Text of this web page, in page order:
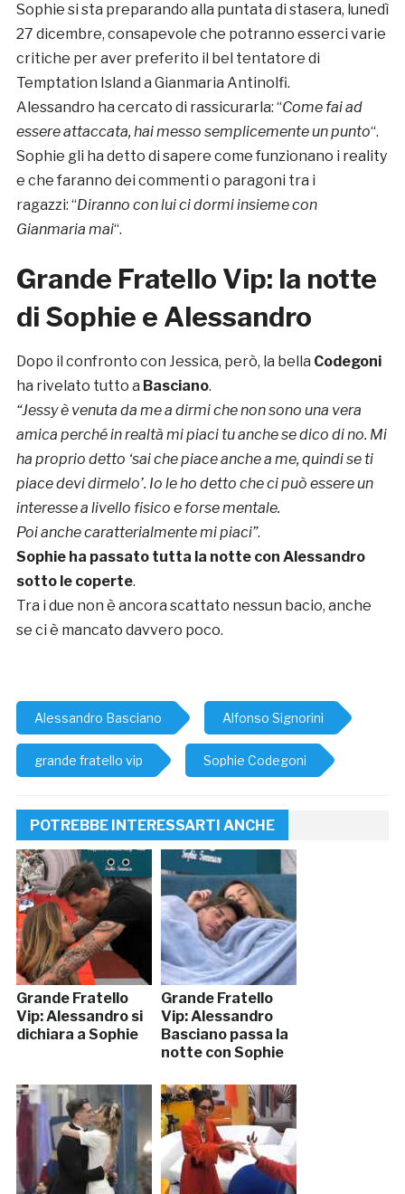
Sophie si sta preparando alla puntata di stasera, lunedì
27 dicembre, consapevole che potranno esserci varie
critiche per aver preferito il bel tentatore di
Temptation Island a Gianmaria Antinolfi.
Alessandro ha cercato di rassicurarla: “Come fai ad
essere attaccata, hai messo semplicemente un punto“.
Sophie gli ha detto di sapere come funzionano i reality
e che faranno dei commenti o paragoni tra i
ragazzi: “Diranno con lui ci dormi insieme con
Gianmaria mai“.
Grande Fratello Vip: la notte
di Sophie e Alessandro
Dopo il confronto con Jessica, però, la bella Codegoni
ha rivelato tutto a Basciano.
“Jessy è venuta da me a dirmi che non sono una vera
amica perché in realtà mi piaci tu anche se dico di no. Mi
ha proprio detto ‘sai che piace anche a me, quindi se ti
piace devi dirmelo’. Io le ho detto che ci può essere un
interesse a livello fisico e forse mentale.
Poi anche caratterialmente mi piaci”.
Sophie ha passato tutta la notte con Alessandro
sotto le coperte.
Tra i due non è ancora scattato nessun bacio, anche
se ci è mancato davvero poco.
Alessandro Basciano Alfonso Signorini
grande fratello vip Sophie Codegoni
POTREBBE INTERESSARTI ANCHE
Grande Fratello
Vip: Alessandro si
dichiara a Sophie
Grande Fratello
Vip: Alessandro
Basciano passa la
notte con Sophie